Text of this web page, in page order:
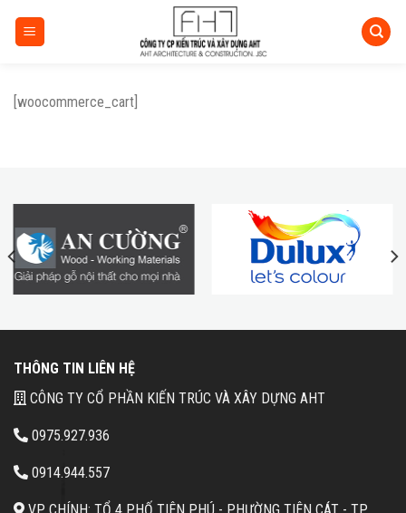
[woocommerce_cart]
THÔNG TIN LIÊN HỆ
CÔNG TY CỔ PHẦN KIẾN TRÚC VÀ XÂY DỰNG AHT
0975.927.936
0914.944.557